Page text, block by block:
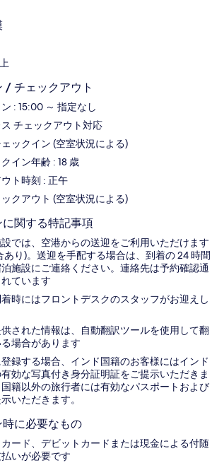
/ チェックアウト
: 15:00 ～ 指定なし
チェックアウト対応
ックイン (空室状況による)
イン年齢 : 18 歳
ト時刻 : 正午
クアウト (空室状況による)
関する特記事項
では、空港からの送迎をご利用いただけます
あり)。送迎を手配する場合は、到着の 24 時間
施設にご連絡ください。連絡先は予約確認通
ています
時にはフロントデスクのスタッフがお迎えし
された情報は、自動翻訳ツールを使用して翻
場合があります
録する場合、インド国籍のお客様にはインド
効な写真付き身分証明証をご提示いただきま
籍以外の旅行者には有効なパスポートおよび
いただきます。
に必要なもの
ード、デビットカードまたは現金による付随
いが必要です